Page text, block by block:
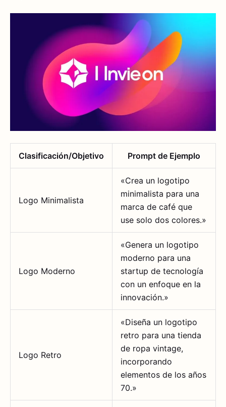
Clasificación/Objetivo Prompt de Ejemplo
Logo Minimalista
«Crea un logotipo
minimalista para una
marca de café que
use solo dos colores.»
Logo Moderno
«Genera un logotipo
moderno para una
startup de tecnología
con un enfoque en la
innovación.»
Logo Retro
«Diseña un logotipo
retro para una tienda
de ropa vintage,
incorporando
elementos de los años
70.»